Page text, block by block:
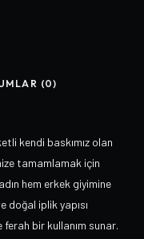
(0)
kendi baskımız olan
tamamlamak için
hem erkek giyimine
doğal iplik yapısı
bir kullanım sunar.